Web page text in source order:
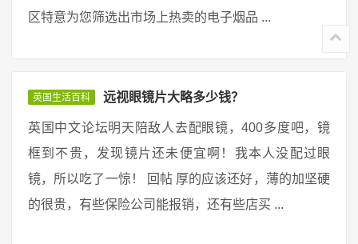
区特意为您筛选出市场上热卖的电子烟品 ...
英国生活百科 远视眼镜片大略多少钱？
英国中文论坛明天陪敌人去配眼镜，400多度吧，镜
框到不贵，发现镜片还未便宜啊！我本人没配过眼
镜，所以吃了一惊！ 回帖 厚的应该还好，薄的加坚硬
的很贵，有些保险公司能报销，还有些店买 ...